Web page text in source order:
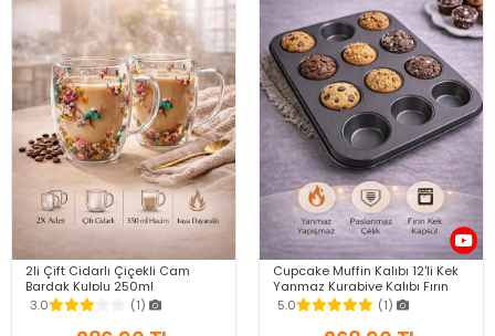
2li Çift Cidarlı Çiçekli Cam
Bardak Kulplu 250ml
Kurutulmuş Flower Meşrubat El
Yapımı Kahve Bardağı
3.0 (1)
Cupcake Muffin Kalıbı 12'li Kek
Yanmaz Kurabiye Kalıbı Fırın
Çörek Kapsül Tepsisi
Paslanmaz Siyah
5.0 (1)